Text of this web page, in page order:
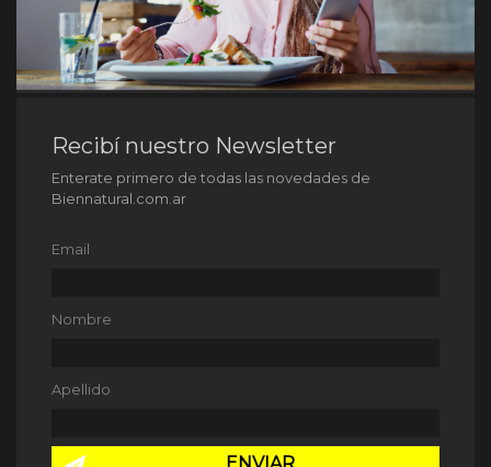
Recibí nuestro Newsletter
Enterate primero de todas las novedades de
Biennatural.com.ar
Email
Nombre
Apellido